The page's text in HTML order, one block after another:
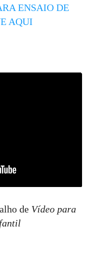
ENSAIO DE
AQUI
de Vídeo para